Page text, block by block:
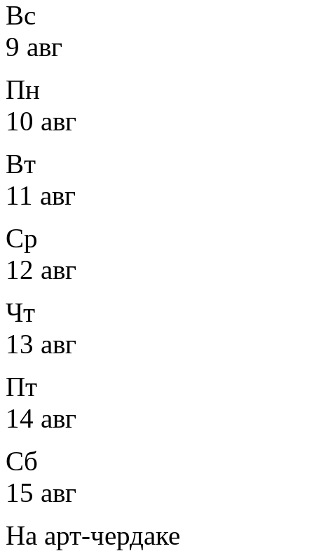
Вс
9 авг
Пн
10 авг
Вт
11 авг
Ср
12 авг
Чт
13 авг
Пт
14 авг
Сб
15 авг
На арт-чердаке